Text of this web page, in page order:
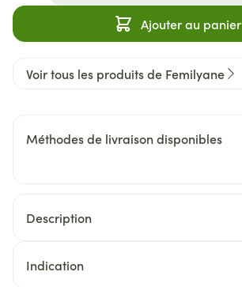
Ajouter au panier
Voir tous les produits de Femilyane
Méthodes de livraison disponibles
Description
Indication